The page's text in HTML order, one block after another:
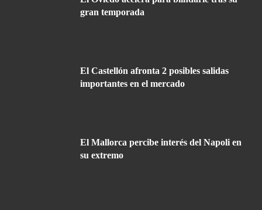
gran temporada
El Castellón afronta 2 posibles salidas
importantes en el mercado
El Mallorca percibe interés del Napoli en
su extremo